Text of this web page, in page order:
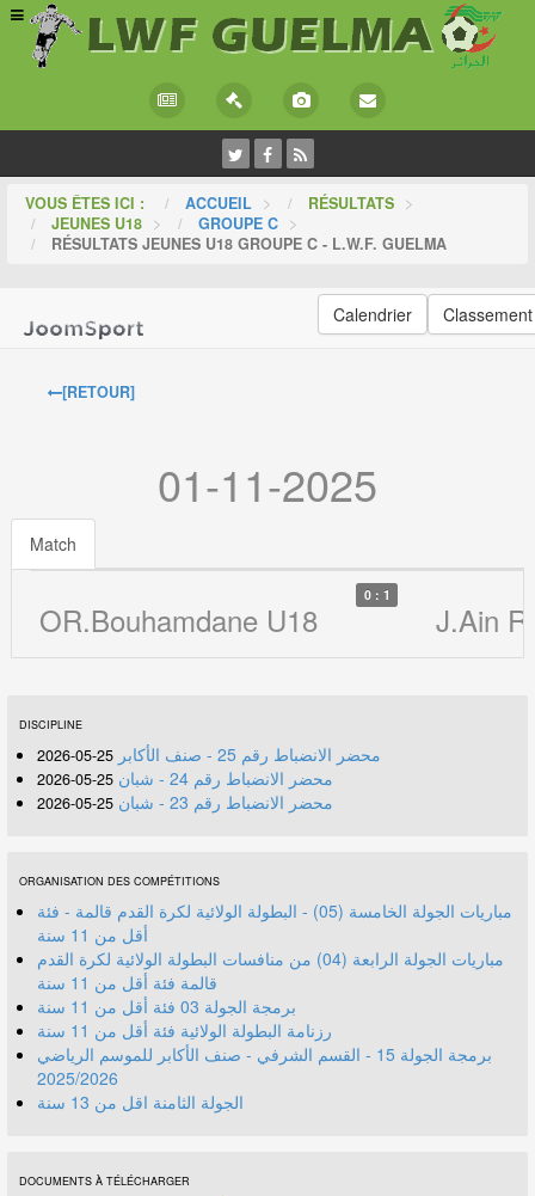
VOUS ÊTES ICI : ACCUEIL > RÉSULTATS >
JEUNES U18 > GROUPE C >
RÉSULTATS JEUNES U18 GROUPE C - L.W.F. GUELMA
Calendrier Classement
[RETOUR]
01-11-2025
Match
OR.Bouhamdane U18
0 : 1
J.Ain
DISCIPLINE
محضر الانضباط رقم 25 - صنف الأكابر 25-05-2026
محضر الانضباط رقم 24 - شبان 25-05-2026
محضر الانضباط رقم 23 - شبان 25-05-2026
ORGANISATION DES COMPÉTITIONS
مباريات الجولة الخامسة (05) - البطولة الولائية لكرة القدم قالمة - فئة
أقل من 11 سنة
مباريات الجولة الرابعة (04) من منافسات البطولة الولائية لكرة القدم
قالمة فئة أقل من 11 سنة
برمجة الجولة 03 فئة أقل من 11 سنة
رزنامة البطولة الولائية فئة أقل من 11 سنة
برمجة الجولة 15 - القسم الشرفي - صنف الأكابر للموسم الرياضي
2025/2026
الجولة الثامنة اقل من 13 سنة
DOCUMENTS À TÉLÉCHARGER